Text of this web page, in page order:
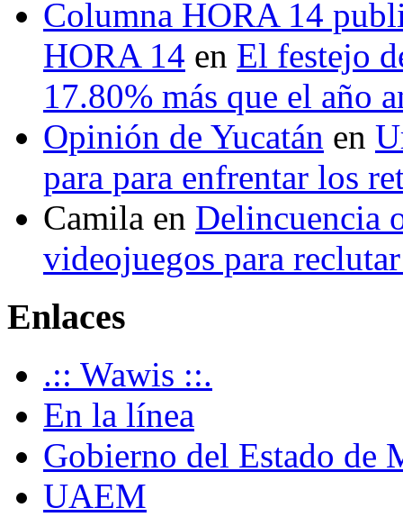
Columna HORA 14
HORA 14 en El festejo
17.80% más que el año
Opinión de Yucatán en
para para enfrentar los
Camila en Delincuencia
videojuegos para
Enlaces
.:: Wawis ::.
En la línea
Gobierno del Estado de
UAEM